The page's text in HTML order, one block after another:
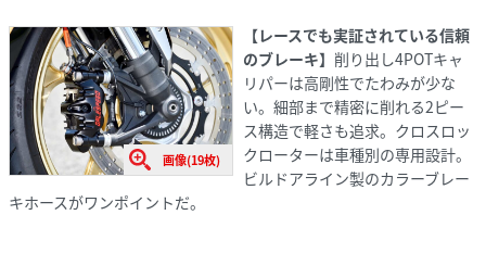
画像(19枚)
【レースでも実証されている信頼
のブレーキ】 削り出し4POTキャ
リパーは高剛性でたわみが少な
い。細部まで精密に削れる2ピー
ス構造で軽さも追求。クロスロッ
クローターは車種別の専用設計。
ビルドアライン製のカラーブレー
キホースがワンポイントだ。